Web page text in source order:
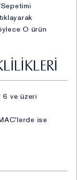
O ürün
6 ve üzeri
ise
hobi bilgisi,
adresi bilgisi,
açık rıza)
kapsamında
eğilimleri
faaliyetlerinin
iletişim,
pazarlama,
hobileri, cihaz
(Hukuki
kodları,